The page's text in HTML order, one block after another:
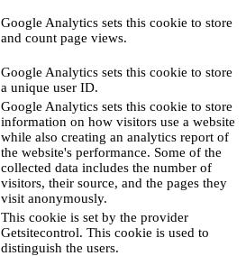
Google Analytics sets this cookie to store
and count page views.
Google Analytics sets this cookie to store
a unique user ID.
Google Analytics sets this cookie to store
information on how visitors use a website
while also creating an analytics report of
the website's performance. Some of the
collected data includes the number of
visitors, their source, and the pages they
visit anonymously.
This cookie is set by the provider
Getsitecontrol. This cookie is used to
distinguish the users.